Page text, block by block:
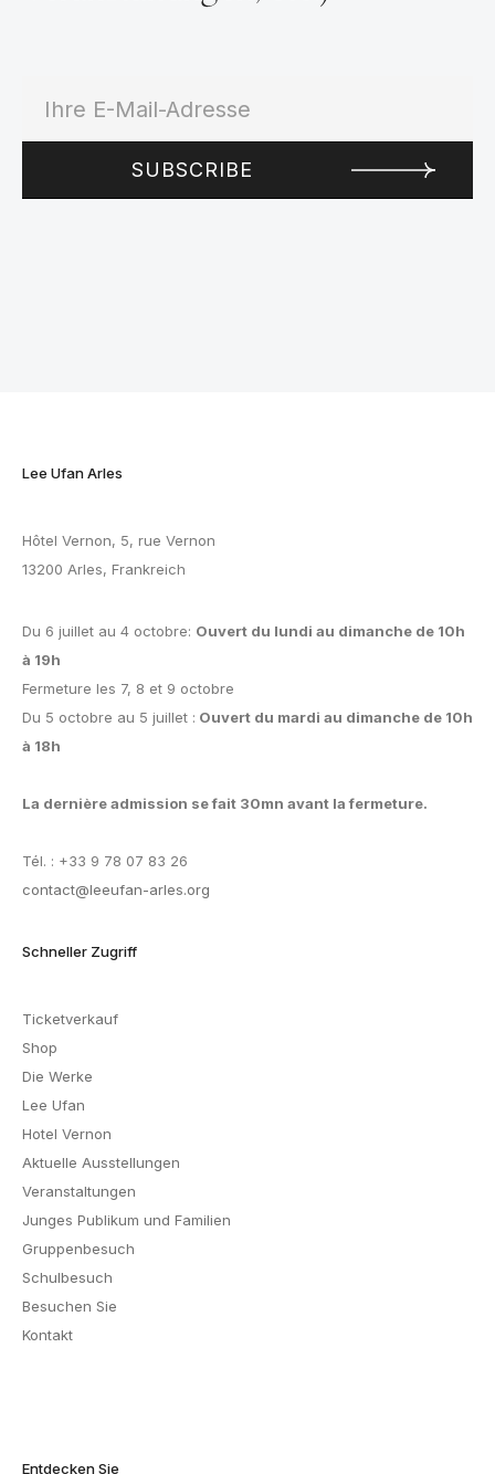
Lee Ufan Arles
Hôtel Vernon, 5, rue Vernon
13200 Arles, Frankreich
Du 6 juillet au 4 octobre: Ouvert du lundi au dimanche de 10h
à 19h
Fermeture les 7, 8 et 9 octobre
Du 5 octobre au 5 juillet : Ouvert du mardi au dimanche de 10h
à 18h
La dernière admission se fait 30mn avant la fermeture.
Tél. : +33 9 78 07 83 26
contact@leeufan-arles.org
Schneller Zugriff
Ticketverkauf
Shop
Die Werke
Lee Ufan
Hotel Vernon
Aktuelle Ausstellungen
Veranstaltungen
Junges Publikum und Familien
Gruppenbesuch
Schulbesuch
Besuchen Sie
Kontakt
Entdecken Sie